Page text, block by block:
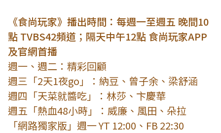
《食尚玩家》播出時間：每週一至週五 晚間10
點 TVBS42頻道；隔天中午12點 食尚玩家APP
及官網首播
週一、週二：精彩回顧
週三「2天1夜go」：納豆、曾子余、梁舒涵
週四「天菜就醬吃」：林莎、卞慶華
週五「熱血48小時」：威廉、風田、朵拉
「網路獨家版」週一 YT 12:00、FB 22:30